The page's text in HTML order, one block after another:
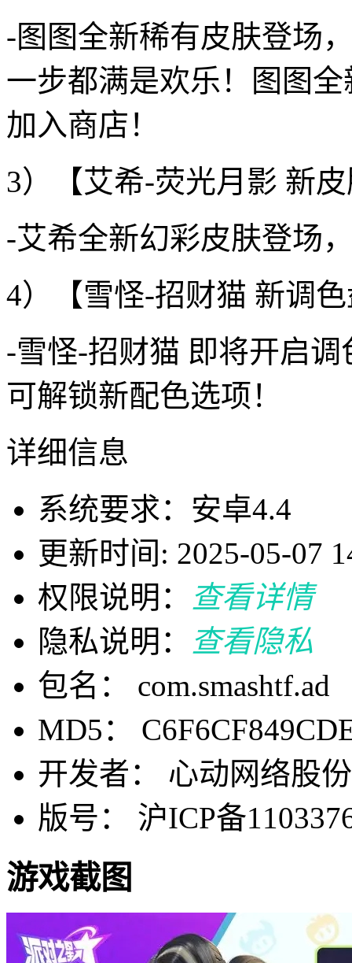
-图图全新稀有皮肤登场
一步都满是欢乐！图图
加入商店！
3）【艾希-荧光月影 新
-艾希全新幻彩皮肤登场
4）【雪怪-招财猫 新调
-雪怪-招财猫 即将开启
可解锁新配色选项！
详细信息
系统要求：安卓4.4
更新时间: 2025-05-07
权限说明：
查看详情
隐私说明：
查看隐私
包名： com.smashtf.ad
MD5：
开发者： 心动网络股
版号： 沪ICP备
游戏截图